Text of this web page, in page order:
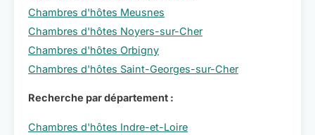
Chambres d'hôtes Meusnes
Chambres d'hôtes Noyers-sur-Cher
Chambres d'hôtes Orbigny
Chambres d'hôtes Saint-Georges-sur-Cher
Recherche par département :
Chambres d'hôtes Indre-et-Loire